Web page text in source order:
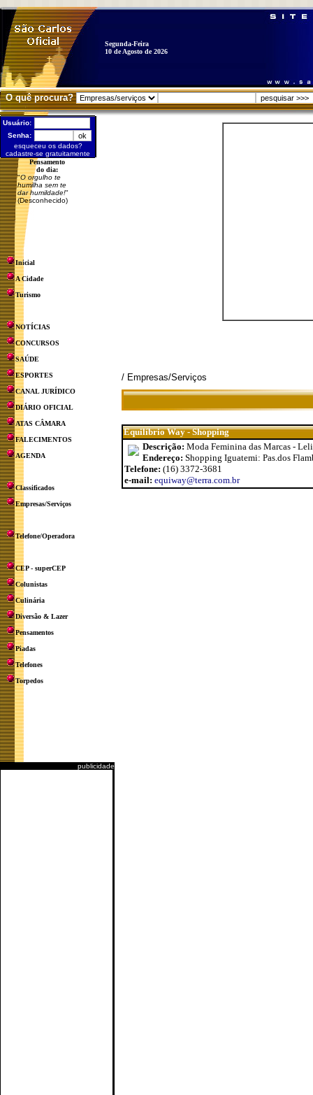
Segunda-Feira
10 de Agosto de 2026
O quê procura?
Usuário:
Senha:
esqueceu os dados?
cadastre-se gratuitamente
Pensamento
do dia:
"O orgulho te
humilha sem te
dar humildade!"
(Desconhecido)
Inicial
A Cidade
Turismo
NOTÍCIAS
CONCURSOS
SAÚDE
ESPORTES
CANAL JURÍDICO
DIÁRIO OFICIAL
ATAS CÂMARA
FALECIMENTOS
AGENDA
Classificados
Empresas/Serviços
Telefone/Operadora
CEP - superCEP
Colunistas
Culinária
Diversão & Lazer
Pensamentos
Piadas
Telefones
Torpedos
publicidade
/ Empresas/Serviços
Equilíbrio Way - Shopping
Descrição: Moda Feminina das Marcas -
Endereço: Shopping Iguatemi: Pas.dos
Telefone: (16) 3372-3681
e-mail: equiway@terra.com.br